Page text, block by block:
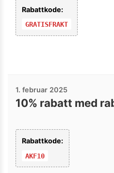
Rabattkode:
GRATISFRAKT
1. februar 2025
10% rabatt med
Rabattkode:
AKF10